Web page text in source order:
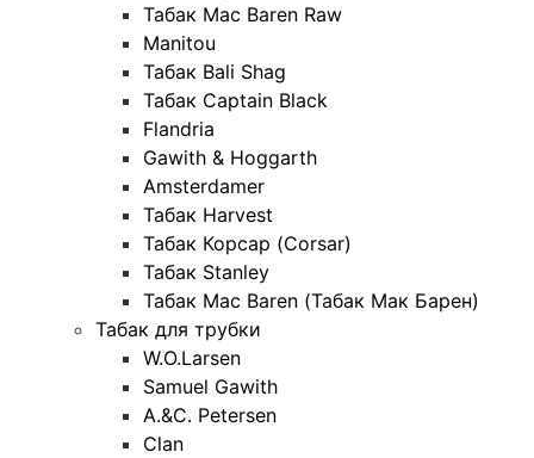
Табак Mac Baren Raw
Manitou
Табак Bali Shag
Табак Captain Black
Flandria
Gawith & Hoggarth
Amsterdamer
Табак Harvest
Табак Корсар (Corsar)
Табак Stanley
Табак Mac Baren (Табак Мак Барен)
Табак для трубки
W.O.Larsen
Samuel Gawith
A.&C. Petersen
Clan